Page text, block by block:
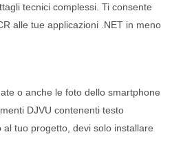
tecnici complessi. Ti consente
alle tue applicazioni .NET in meno
o anche le foto dello smartphone
DJVU contenenti testo
tuo progetto, devi solo installare